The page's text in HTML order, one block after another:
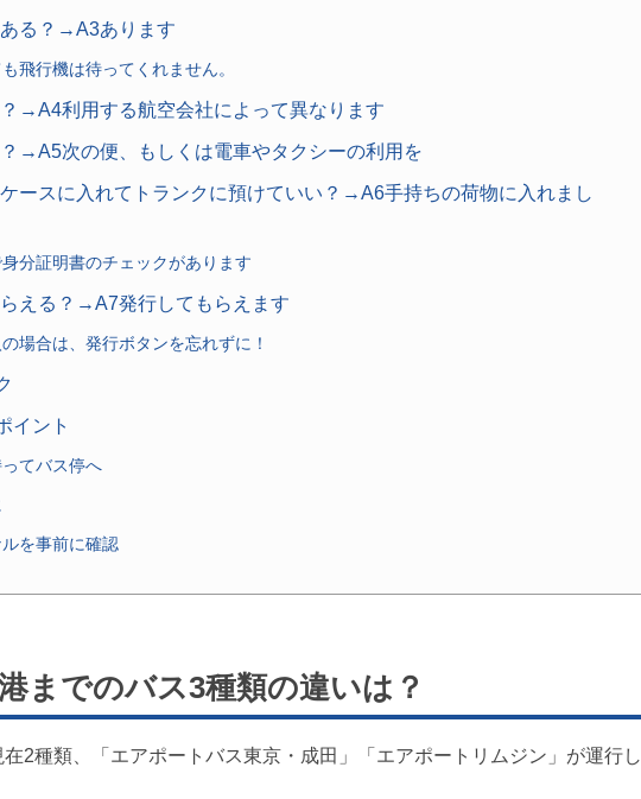
る？→A3あります
飛行機は待ってくれません。
→A4利用する航空会社によって異なります
→A5次の便、もしくは電車やタクシーの利用を
ースに入れてトランクに預けていい？→A6手持ちの荷物に入れまし
身分証明書のチェックがあります
える？→A7発行してもらえます
場合は、発行ボタンを忘れずに！
イント
てバス停へ
を事前に確認
までのバス3種類の違いは？
2種類、「エアポートバス東京・成田」「エアポートリムジン」が運行し